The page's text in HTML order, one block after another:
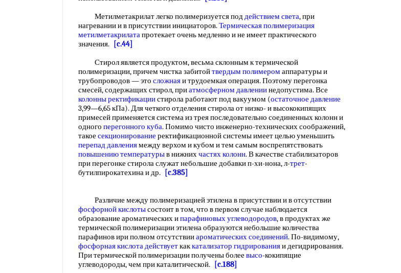
Метилметакрилат легко полимеризуется поддействием света, при
нагревании и в присутствии инициаторов.Термическая полимеризация
метилметакрилатапротекает очень медленно и не имеет практического
значения.
[c.44]
Стирол является продуктом, весьма склонным к термической
полимеризации, причем чистка забитойтвердым полимером аппаратуры и
трубопроводов — это сложнаяи трудоемкая операция. Поэтому перегонка
смесей, содержащих стирол, приатмосферном давлениинедопустима. Все
колонны ректификациистирола работают под вакуумом (остаточное давление
3,99—6,65 кПа). Для четкого отделения стирола от низко- и высококипящих
примесей применяется система из трея последовательно соединенных колонн и
одного перегонного куба. Помимо чисто инженерно-технических соображений,
такое секционирование ректификационной системы имеет целью уменьшить
перепад давлениямежду верхом и кубом и тем самым воспрепятствовать
повышению температурыв нижнихчастях колонн. В качестве стабилизаторов
при перегонке стирола служат небольшие добавки п-хи-нона, л-трет-
бутилпирокатехина и др.
[c.385]
Различие между полимеризацией этилена в присутствии и в отсутствии
фосфорной кислотысостоит в том, что в первом случае наблюдается
образование ароматических ипарафиновых углеводородов, в продуктах же
термической полимеризации этилена образуются небольшие количества
парафинов ири полном отсутствииароматических соединений. По-видимому,
фосфорная кислота действуеткаккатализатор гидрированияи дегидрирования.
При термической полимеризации получены более высо-кокипящие
углеводороды, чем при каталитической.
[c.188]